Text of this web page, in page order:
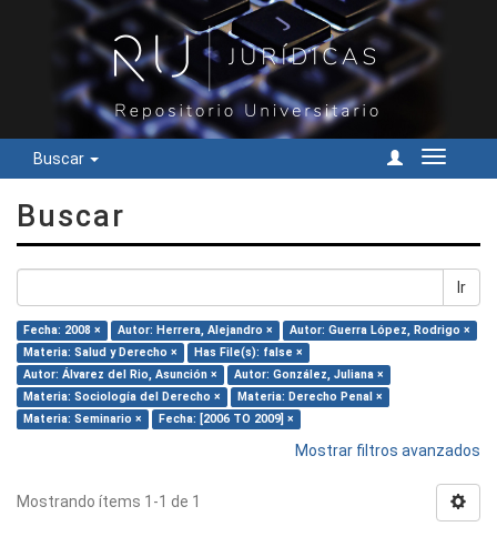
Buscar
Cambiar
Buscar
Ir
Fecha: 2008 × Autor: Herrera, Alejandro ×
Autor: Guerra López, Rodrigo ×
Materia: Salud y Derecho ×
Has File(s): false ×
Autor: Álvarez del Rio, Asunción ×
Autor: González, Juliana ×
Materia: Sociología del Derecho ×
Materia: Derecho Penal ×
Materia: Seminario ×
Fecha: [2006 TO 2009] ×
Mostrar filtros avanzados
Mostrando ítems 1-1 de 1